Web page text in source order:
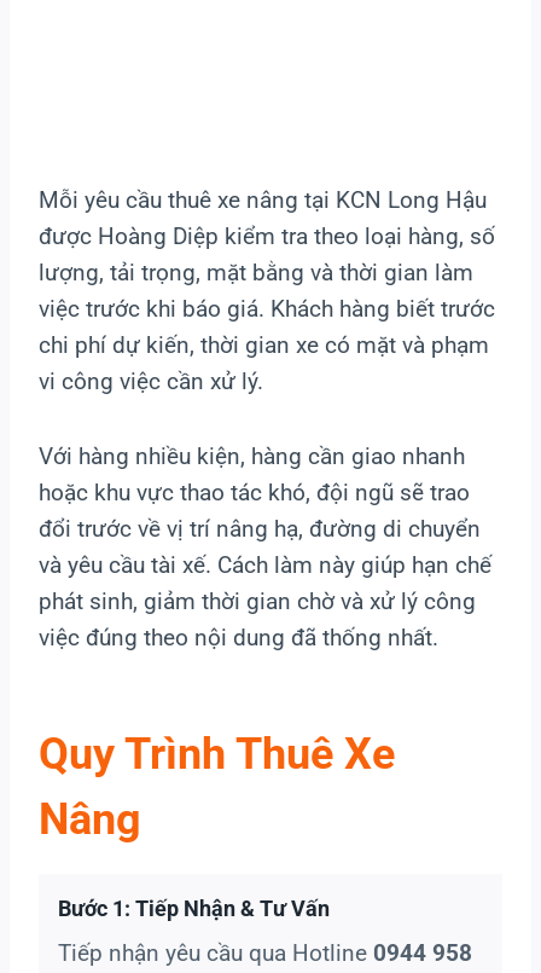
Mỗi yêu cầu thuê xe nâng tại KCN Long Hậu
được Hoàng Diệp kiểm tra theo loại hàng, số
lượng, tải trọng, mặt bằng và thời gian làm
việc trước khi báo giá. Khách hàng biết trước
chi phí dự kiến, thời gian xe có mặt và phạm
vi công việc cần xử lý.
Với hàng nhiều kiện, hàng cần giao nhanh
hoặc khu vực thao tác khó, đội ngũ sẽ trao
đổi trước về vị trí nâng hạ, đường di chuyển
và yêu cầu tài xế. Cách làm này giúp hạn chế
phát sinh, giảm thời gian chờ và xử lý công
việc đúng theo nội dung đã thống nhất.
Quy Trình Thuê Xe
Nâng
Bước 1: Tiếp Nhận & Tư Vấn
Tiếp nhận yêu cầu qua Hotline 0944 958